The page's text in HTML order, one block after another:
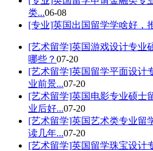
类...06-08
[专业]英国出国留学学啥好，
[艺术留学]英国游戏设计专业
哪些？ 07-20
[艺术留学]英国留学平面设计
业前景...07-20
[艺术留学]英国电影专业硕士
业后好...07-20
[艺术留学]英国艺术类专业留
读几年...07-20
[艺术留学]英国留学珠宝设计